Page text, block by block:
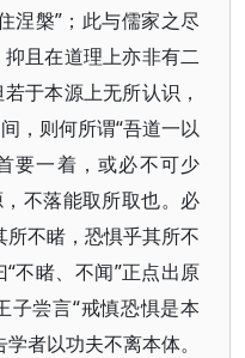
涅槃”；此与儒家之尽
且在道理上亦非有二
于本源上无所认识，
，则何所谓“吾道一以
要一着，或必不可少
不落能取所取也。必
所不睹，恐惧乎其所不
不睹、不闻”正点出原
子尝言“戒慎恐惧是本
者以功夫不离本体。